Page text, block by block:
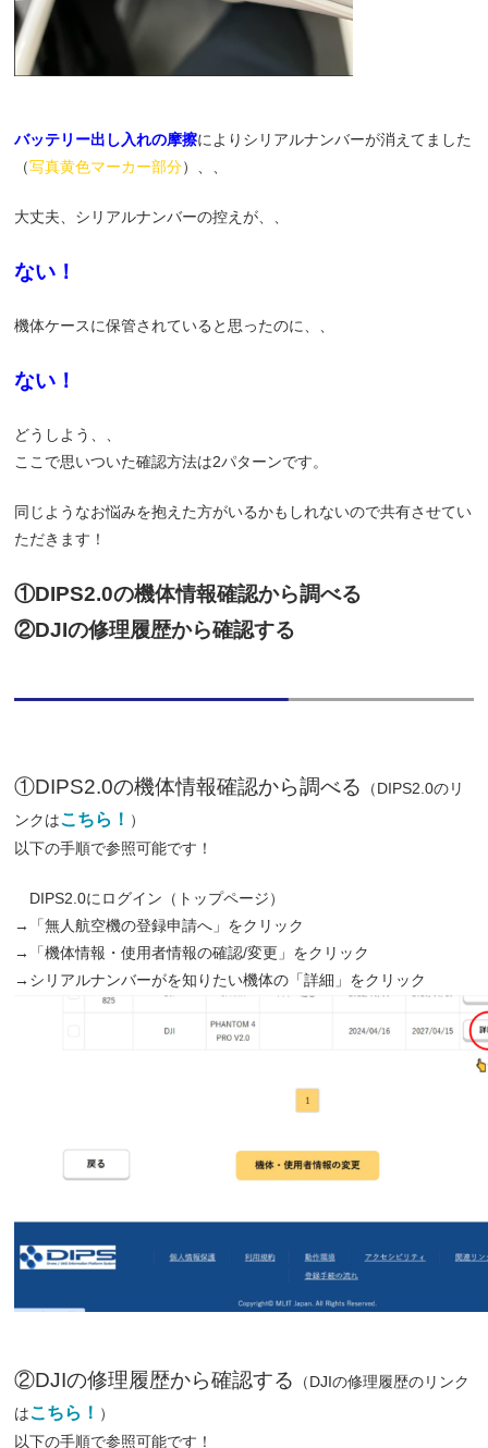
バッテリー出し入れの摩擦によりシリアルナンバーが消えてました
（写真黄色マーカー部分）、、
大丈夫、シリアルナンバーの控えが、、
ない！
機体ケースに保管されていると思ったのに、、
ない！
どうしよう、、
ここで思いついた確認方法は2パターンです。
同じようなお悩みを抱えた方がいるかもしれないので共有させてい
ただきます！
①DIPS2.0の機体情報確認から調べる
②DJIの修理履歴から確認する
①DIPS2.0の機体情報確認から調べる
（DIPS2.0のリ
ンクはこちら！ ）
以下の手順で参照可能です！
DIPS2.0にログイン（トップページ）
→「無人航空機の登録申請へ」をクリック
→「機体情報・使用者情報の確認/変更」をクリック
→シリアルナンバーがを知りたい機体の「詳細」をクリック
②DJIの修理履歴から確認する
（DJIの修理履歴のリンク
はこちら！ ）
以下の手順で参照可能です！